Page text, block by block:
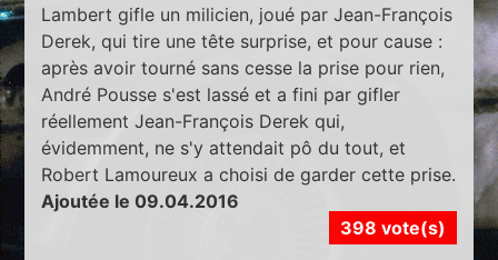
Lambert gifle un milicien, joué par Jean-François
Derek, qui tire une tête surprise, et pour cause :
après avoir tourné sans cesse la prise pour rien,
André Pousse s'est lassé et a fini par gifler
réellement Jean-François Derek qui,
évidemment, ne s'y attendait pô du tout, et
Robert Lamoureux a choisi de garder cette prise.
Ajoutée le 09.04.2016
398 vote(s)